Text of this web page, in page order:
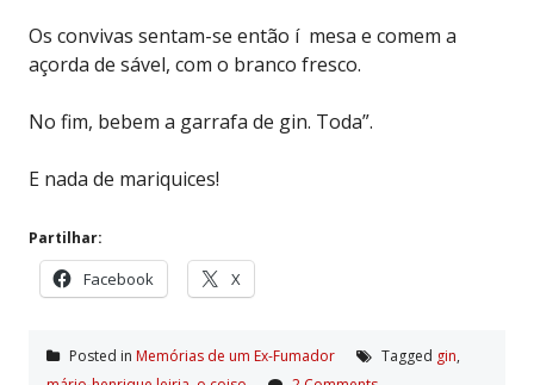
Os convivas sentam-se então í mesa e comem a
açorda de sável, com o branco fresco.
No fim, bebem a garrafa de gin. Toda”.
E nada de mariquices!
Partilhar:
Facebook X
Posted in Memórias de um Ex-Fumador Tagged gin,